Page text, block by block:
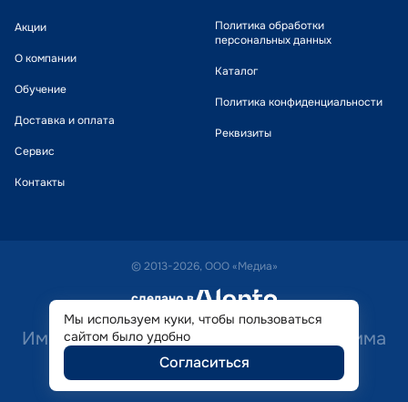
Акции
О компании
Обучение
Доставка и оплата
Сервис
Контакты
Политика обработки
персональных данных
Каталог
Политика конфиденциальности
Реквизиты
© 2013-2026, ООО «Медиа»
сделано в alente
Имеются противопоказания. Необходима
консультация специалиста.
Мы используем куки, чтобы пользоваться
сайтом было удобно
Согласиться